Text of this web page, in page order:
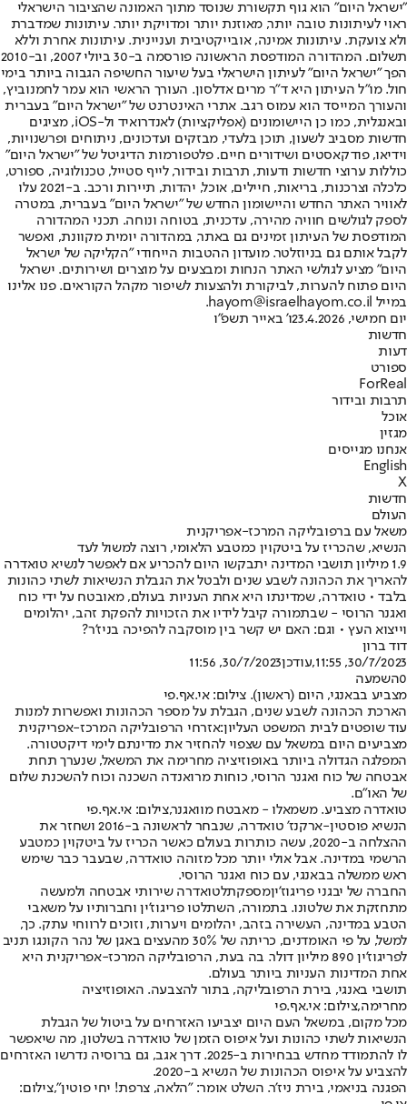
"ישראל היום" הוא גוף תקשורת שנוסד מתוך האמונה שהציבור הישראלי
ראוי לעיתונות טובה יותר, מאוזנת יותר ומדויקת יותר. עיתונות שמדברת
ולא צועקת. עיתונות אמינה, אובייקטיבית ועניינית. עיתונות אחרת וללא
תשלום. המהדורה המודפסת הראשונה פורסמה ב-30 ביולי 2007, וב-2010
הפך "ישראל היום" לעיתון הישראלי בעל שיעור החשיפה הגבוה ביותר בימי
חול. מו"ל העיתון היא ד"ר מרים אדלסון. העורך הראשי הוא עמר לחמנוביץ,
והעורך המייסד הוא עמוס רגב. אתרי האינטרנט של "ישראל היום" בעברית
ובאנגלית, כמו כן היישומונים (אפליקציות) לאנדרואיד ול-iOS, מציגים
חדשות מסביב לשעון, תוכן בלעדי, מבזקים ועדכונים, ניתוחים ופרשנויות,
וידיאו, פודקאסטים ושידורים חיים. פלטפורמות הדיגיטל של "ישראל היום"
כוללות ערוצי חדשות ודעות, תרבות ובידור, לייף סטייל, טכנולוגיה, ספורט,
כלכלה וצרכנות, בריאות, חיילים, אוכל, יהדות, תיירות ורכב. ב-2021 עלו
לאוויר האתר החדש והיישומון החדש של "ישראל היום" בעברית, במטרה
לספק לגולשים חוויה מהירה, עדכנית, בטוחה ונוחה. תכני המהדורה
המודפסת של העיתון זמינים גם באתר, במהדורה יומית מקוונת, ואפשר
לקבל אותם גם בניוזלטר. מועדון ההטבות הייחודי "הקליקה של ישראל
היום" מציע לגולשי האתר הנחות ומבצעים על מוצרים ושירותים. ישראל
היום פתוח להערות, לביקורת ולהצעות לשיפור מקהל הקוראים. פנו אלינו
במייל hayom@israelhayom.co.il.
יום חמישי, 23.4.2026
ו' באייר תשפ"ו
חדשות
דעות
ספורט
ForReal
תרבות ובידור
אוכל
מגזין
אנחנו מגייסים
English
X
חדשות
העולם
משאל עם ברפובליקה המרכז-אפריקנית
הנשיא, שהכריז על ביטקוין כמטבע הלאומי, רוצה למשול לעד
1.9 מיליון תושבי המדינה יתבקשו היום להכריע אם לאפשר לנשיא טואדרה
להאריך את הכהונה לשבע שנים ולבטל את הגבלת הנשיאות לשתי כהונות
בלבד • טואדרה, שמדינתו היא אחת העניות בעולם, מאובטח על ידי כוח
ואגנר הרוסי - שבתמורה קיבל לידיו את הזכויות להפקת זהב, יהלומים
וייצוא העץ • וגם: האם יש קשר בין מוסקבה להפיכה בניז'ר?
דוד ברון
30/7/2023, 11:55
,עודכן30/7/2023, 11:56
0השמעה
מצביע בבאנגי, היום (ראשון). צילום: אי.אף.פי
הארכת הכהונה לשבע שנים, הגבלת על מספר הכהונות ואפשרות למנות
עוד שופטים לבית המשפט העליון:אזרחי הרפובליקה המרכז-אפריקנית
מצביעים היום במשאל עם שצפוי להחזיר את מדינתם לימי דיקטטורה.
המפלגה הגדולה ביותר באופוזיציה מחרימה את המשאל, שנערך תחת
אבטחה של כוח ואגנר הרוסי, כוחות מרואנדה השכנה וכוח להשכנת שלום
של האו"ם.
טואדרה מצביע. משמאלו - מאבטח מוואגנר,צילום: אי.אף.פי
הנשיא פוסטין-ארקנז' טואדרה, שנבחר לראשונה ב-2016 ושחזר את
ההצלחה ב-2020, עשה כותרות בעולם כאשר הכריז על ביטקוין כמטבע
הרשמי במדינה. אבל אולי יותר מכל מזוהה טואדרה, שבעבר כבר שימש
ראש ממשלה בבאנגי, עם כוח ואגנר הרוסי.
החברה של יבגני פריגוז'יןמספקתלטואדרה שירותי אבטחה ולמעשה
מתחזקת את שלטונו. בתמורה, השתלטו פריגוז'ין וחברותיו על משאבי
הטבע במדינה, העשירה בזהב, יהלומים ויערות, וזוכים לרווחי עתק. כך,
למשל, על פי האומדנים, כריתה של 30% מהעצים באגן של נהר הקונגו תניב
לפריגוז'ין 890 מיליון דולר. בה בעת, הרפובליקה המרכז-אפריקנית היא
אחת המדינות העניות ביותר בעולם.
תושבי באנגי, בירת הרפובליקה, בתור להצבעה. האופוזיציה
מחרימה,צילום: אי.אף.פי
מכל מקום, במשאל העם היום יצביעו האזרחים על ביטול של הגבלת
הנשיאות לשתי כהונות ועל איפוס הזמן של טואדרה בשלטון, מה שיאפשר
לו להתמודד מחדש בבחירות ב-2025. דרך אגב, גם ברוסיה נדרשו האזרחים
להצביע על איפוס הכהונות של הנשיא ב-2020.
הפגנה בניאמי, בירת ניז'ר. השלט אומר: "הלאה, צרפת! יחי פוטין",צילום: